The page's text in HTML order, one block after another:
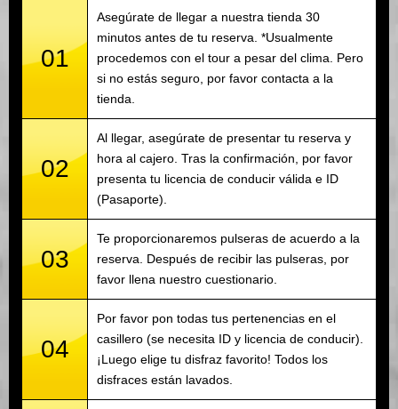
01
Asegúrate de llegar a nuestra tienda 30
minutos antes de tu reserva. *Usualmente
procedemos con el tour a pesar del clima. Pero
si no estás seguro, por favor contacta a la
tienda.
02
Al llegar, asegúrate de presentar tu reserva y
hora al cajero. Tras la confirmación, por favor
presenta tu licencia de conducir válida e ID
(Pasaporte).
03
Te proporcionaremos pulseras de acuerdo a la
reserva. Después de recibir las pulseras, por
favor llena nuestro cuestionario.
04
Por favor pon todas tus pertenencias en el
casillero (se necesita ID y licencia de conducir).
¡Luego elige tu disfraz favorito! Todos los
disfraces están lavados.